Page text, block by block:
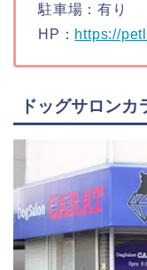
駐車場：有り
HP： https://
ドッグサロンカ